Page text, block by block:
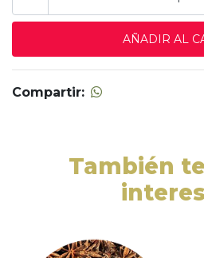
Compartir:
También